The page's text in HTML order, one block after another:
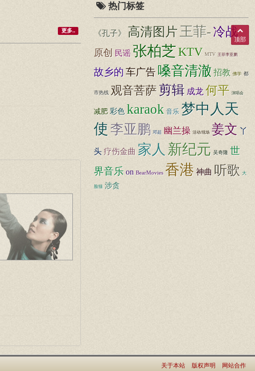
更多..
热门标签
《孔子》 高清图片王菲-冷战
原创 民谣 张柏芝KTV MTV 王菲李亚鹏
故乡的 车广告 嗓音清澈 招教 佛学 都
市热线 观音菩萨 剪辑 成龙 何平 演唱会
减肥 彩色 karaok 音乐 梦中人天
使 李亚鹏 邓超 幽兰操 活动/现场 姜文 丫
头 疗伤金曲 家人 新纪元 吴奇隆 世
界音乐 on BearMovies 香港 神曲 听歌 大
脸猫 涉贪
关于本站 版权声明
网站合作
顶部